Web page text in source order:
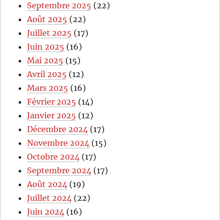
Septembre 2025 (22)
Août 2025 (22)
Juillet 2025 (17)
Juin 2025 (16)
Mai 2025 (15)
Avril 2025 (12)
Mars 2025 (16)
Février 2025 (14)
Janvier 2025 (12)
Décembre 2024 (17)
Novembre 2024 (15)
Octobre 2024 (17)
Septembre 2024 (17)
Août 2024 (19)
Juillet 2024 (22)
Juin 2024 (16)